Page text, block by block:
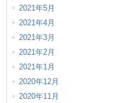
2021年5月
2021年4月
2021年3月
2021年2月
2021年1月
2020年12月
2020年11月